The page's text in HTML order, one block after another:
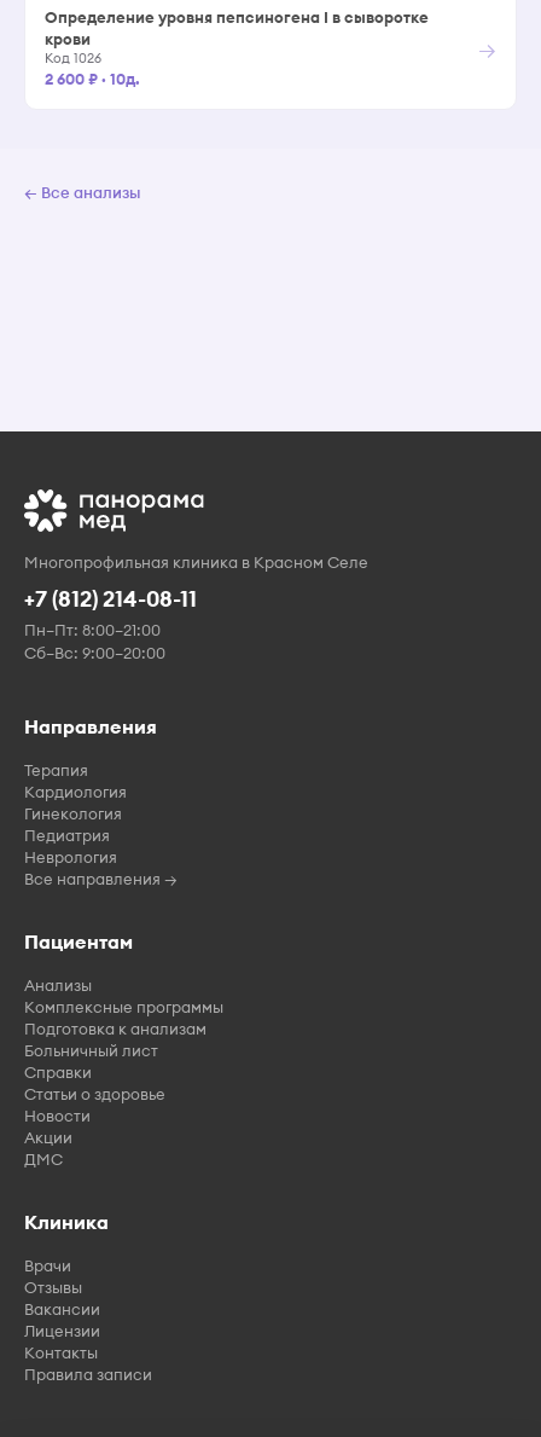
Определение уровня пепсиногена I в сыворотке
крови
Код 1026
2 600 ₽· 10д.
→
← Все анализы
Многопрофильная клиника в Красном Селе
+7 (812) 214-08-11
Пн–Пт: 8:00–21:00
Сб–Вс: 9:00–20:00
Направления
Терапия
Кардиология
Гинекология
Педиатрия
Неврология
Все направления →
Пациентам
Анализы
Комплексные программы
Подготовка к анализам
Больничный лист
Справки
Статьи о здоровье
Новости
Акции
ДМС
Клиника
Врачи
Отзывы
Вакансии
Лицензии
Контакты
Правила записи